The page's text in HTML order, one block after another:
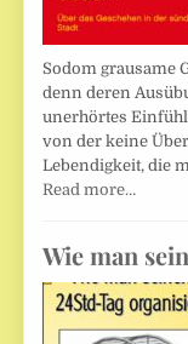
Sodom grausame
denn deren
unerhörtes
von der keine
Lebendigkeit, die
Read more…
Wie man